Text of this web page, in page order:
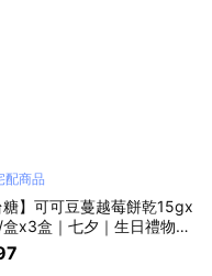
配商品
糖】可可豆蔓越莓餅乾15gx
x3盒｜七夕｜生日禮物｜
｜父親節｜健康｜女性｜
莓｜喜歡你｜暖心室友｜點